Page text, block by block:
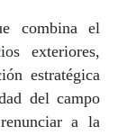
combina el
exteriores,
estratégica
del campo
a la